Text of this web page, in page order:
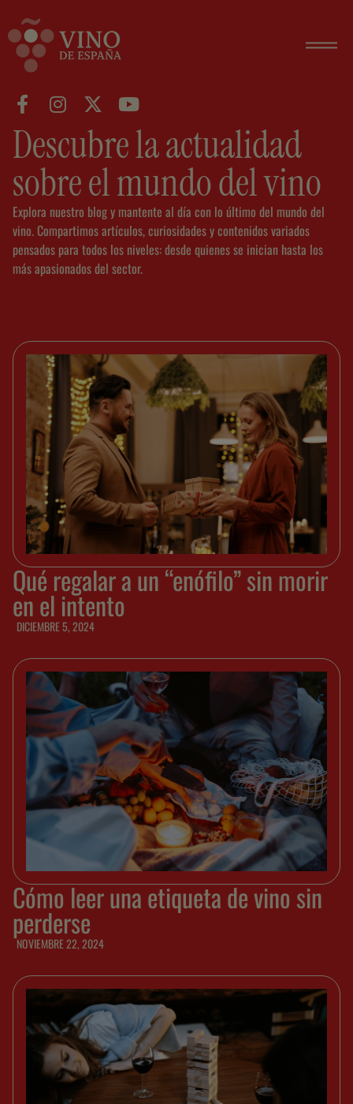
Descubre la actualidad
sobre el mundo del vino
Explora nuestro blog y mantente al día con lo último del mundo del
vino. Compartimos artículos, curiosidades y contenidos variados
pensados para todos los niveles: desde quienes se inician hasta los
más apasionados del sector.
Qué regalar a un “enófilo” sin morir
en el intento
DICIEMBRE 5, 2024
Cómo leer una etiqueta de vino sin
perderse
NOVIEMBRE 22, 2024